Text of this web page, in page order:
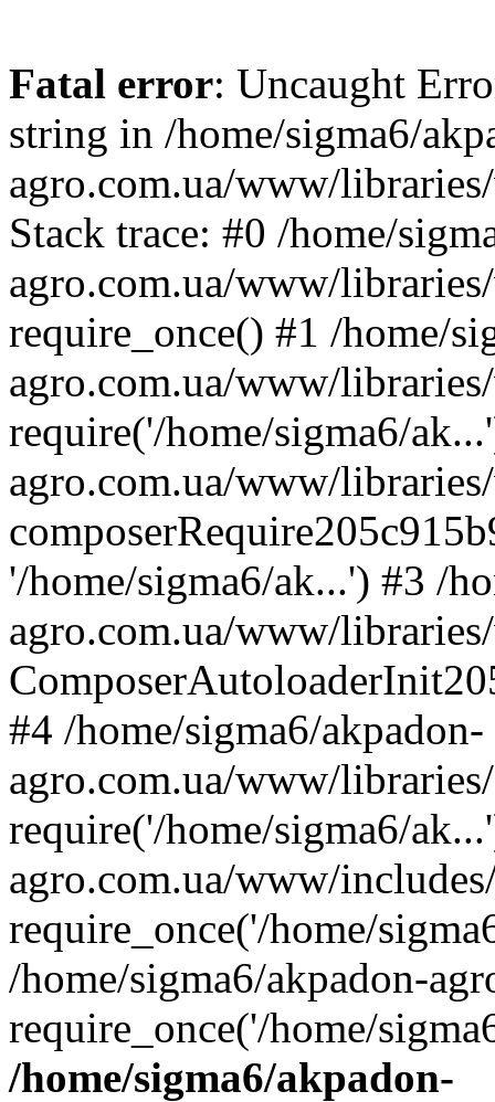
Fatal error: Uncaught
string in /home/sigma6/
agro.com.ua/www/
Stack trace: #0 /home/
agro.com.ua/www/
require_once() #1 /home/
agro.com.ua/www/
require('/home/sigma6/
agro.com.ua/www/
'/home/sigma6/ak...') #3 /
agro.com.ua/www/
#4 /home/sigma6/akpadon-
agro.com.ua/www/
require('/home/sigma6/
agro.com.ua/www/
require_once('/home/
/home/sigma6/akpadon-
require_once('/home/
/home/sigma6/akpadon-